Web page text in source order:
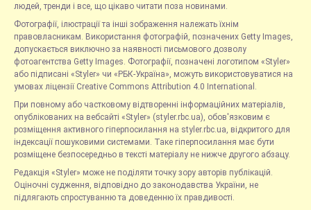
людей, тренди і все, що цікаво читати поза новинами.
Фотографії, ілюстрації та інші зображення належать їхнім
правовласникам. Використання фотографій, позначених Getty Images,
допускається виключно за наявності письмового дозволу
фотоагентства Getty Images. Фотографії, позначені логотипом «Styler»
або підписані «Styler» чи «РБК-Україна», можуть використовуватися на
умовах ліцензії Creative Commons Attribution 4.0 International.
При повному або частковому відтворенні інформаційних матеріалів,
опублікованих на вебсайті «Styler» (styler.rbc.ua), обов'язковим є
розміщення активного гіперпосилання на styler.rbc.ua, відкритого для
індексації пошуковими системами. Таке гіперпосилання має бути
розміщене безпосередньо в тексті матеріалу не нижче другого абзацу.
Редакція «Styler» може не поділяти точку зору авторів публікацій.
Оціночні судження, відповідно до законодавства України, не
підлягають спростуванню та доведенню їх правдивості.